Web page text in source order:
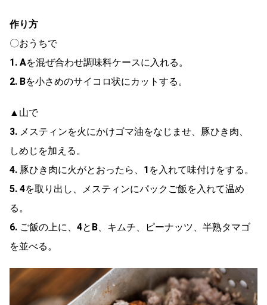
作り方
〇おうちで
1. Aを混ぜ合わせ調味料ケースに入れる。
2. Bを小さめのサイコロ状にカットする。
▲山で
3. メスティンを火にかけゴマ油をなじませ、豚ひき肉、
しめじを加える。
4. 豚ひき肉に火がとおったら、 1 を入れて味付けをする。
5. 4を取り出し、メスティンにパックご飯を入れて温め
る。
6. ご飯の上に、 4と B、キムチ、ピーナッツ、半熟タマゴ
を並べる。